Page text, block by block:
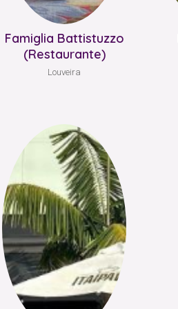
Famiglia Battistuzzo
(Restaurante)
Louveira